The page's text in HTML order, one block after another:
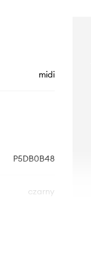
midi
P5DB0B48
czarny